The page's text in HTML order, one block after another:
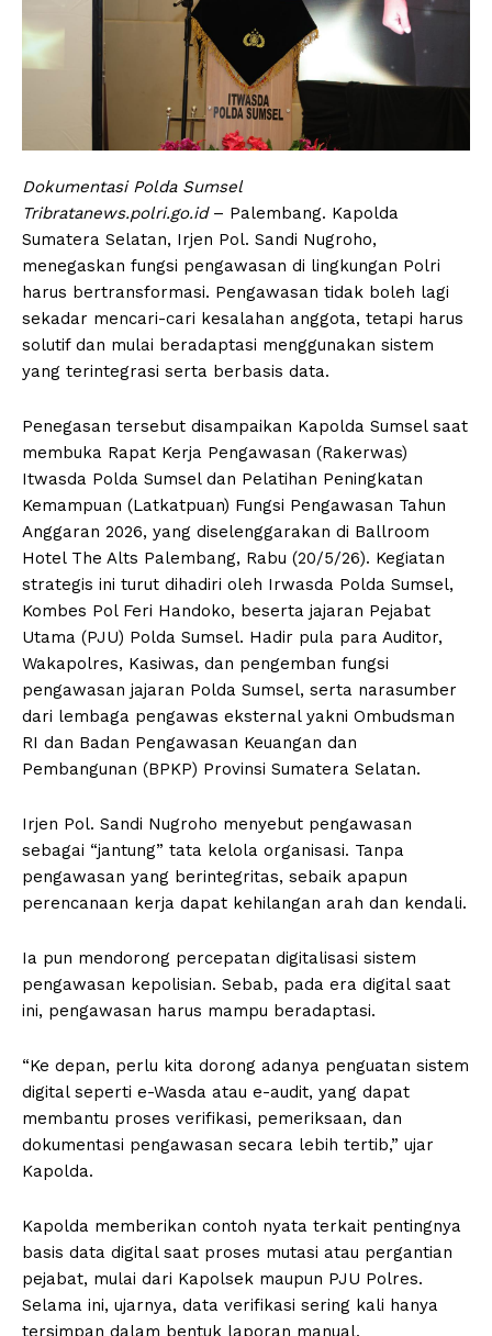
Dokumentasi Polda Sumsel
Tribratanews.polri.go.id – Palembang. Kapolda
Sumatera Selatan, Irjen Pol. Sandi Nugroho,
menegaskan fungsi pengawasan di lingkungan Polri
harus bertransformasi. Pengawasan tidak boleh lagi
sekadar mencari-cari kesalahan anggota, tetapi harus
solutif dan mulai beradaptasi menggunakan sistem
yang terintegrasi serta berbasis data.
Penegasan tersebut disampaikan Kapolda Sumsel saat
membuka Rapat Kerja Pengawasan (Rakerwas)
Itwasda Polda Sumsel dan Pelatihan Peningkatan
Kemampuan (Latkatpuan) Fungsi Pengawasan Tahun
Anggaran 2026, yang diselenggarakan di Ballroom
Hotel The Alts Palembang, Rabu (20/5/26). Kegiatan
strategis ini turut dihadiri oleh Irwasda Polda Sumsel,
Kombes Pol Feri Handoko, beserta jajaran Pejabat
Utama (PJU) Polda Sumsel. Hadir pula para Auditor,
Wakapolres, Kasiwas, dan pengemban fungsi
pengawasan jajaran Polda Sumsel, serta narasumber
dari lembaga pengawas eksternal yakni Ombudsman
RI dan Badan Pengawasan Keuangan dan
Pembangunan (BPKP) Provinsi Sumatera Selatan.
Irjen Pol. Sandi Nugroho menyebut pengawasan
sebagai “jantung” tata kelola organisasi. Tanpa
pengawasan yang berintegritas, sebaik apapun
perencanaan kerja dapat kehilangan arah dan kendali.
Ia pun mendorong percepatan digitalisasi sistem
pengawasan kepolisian. Sebab, pada era digital saat
ini, pengawasan harus mampu beradaptasi.
“Ke depan, perlu kita dorong adanya penguatan sistem
digital seperti e-Wasda atau e-audit, yang dapat
membantu proses verifikasi, pemeriksaan, dan
dokumentasi pengawasan secara lebih tertib,” ujar
Kapolda.
Kapolda memberikan contoh nyata terkait pentingnya
basis data digital saat proses mutasi atau pergantian
pejabat, mulai dari Kapolsek maupun PJU Polres.
Selama ini, ujarnya, data verifikasi sering kali hanya
tersimpan dalam bentuk laporan manual.